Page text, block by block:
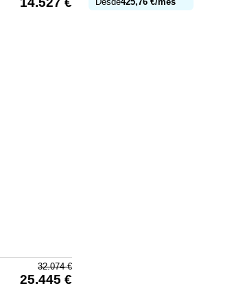
32.074€
25.445 €